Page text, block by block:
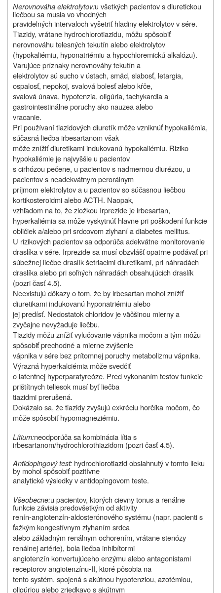
Nerovnováha elektrolytov:u všetkých pacientov s diuretickou
liečbou sa musia vo vhodných
pravidelných intervaloch vyšetriť hladiny elektrolytov v sére.
Tiazidy, vrátane hydrochlorotiazidu, môžu spôsobiť
nerovnováhu telesných tekutín alebo elektrolytov
(hypokaliémiu, hyponatriémiu a hypochloremickú alkalózu).
Varujúce príznaky nerovnováhy tekutín a
elektrolytov sú sucho v ústach, smäd, slabosť, letargia,
ospalosť, nepokoj, svalová bolesť alebo kŕče,
svalová únava, hypotenzia, oligúria, tachykardia a
gastrointestinálne poruchy ako nauzea alebo
vracanie.
Pri používaní tiazidových diuretík môže vzniknúť hypokaliémia,
súčasná liečba irbesartanom však
môže znížiť diuretikami indukovanú hypokaliémiu. Riziko
hypokaliémie je najvyššie u pacientov
s cirhózou pečene, u pacientov s nadmernou diurézou, u
pacientov s neadekvátnym perorálnym
príjmom elektrolytov a u pacientov so súčasnou liečbou
kortikosteroidmi alebo ACTH. Naopak,
vzhľadom na to, že zložkou Irprezide je irbesartan,
hyperkaliémia sa môže vyskytnúť hlavne pri poškodení funkcie
obličiek a/alebo pri srdcovom zlyhaní a diabetes mellitus.
U rizikových pacientov sa odporúča adekvátne monitorovanie
draslíka v sére. Irprezide sa musí obzvlášť opatrne podávať pri
súbežnej liečbe draslík šetriacimi diuretikami, pri náhradách
draslíka alebo pri soľných náhradách obsahujúcich draslík
(pozri časť 4.5).
Neexistujú dôkazy o tom, že by irbesartan mohol znížiť
diuretikami indukovanú hyponatriémiu alebo
jej predísť. Nedostatok chloridov je väčšinou mierny a
zvyčajne nevyžaduje liečbu.
Tiazidy môžu znížiť vylučovanie vápnika močom a tým môžu
spôsobiť prechodné a mierne zvýšenie
vápnika v sére bez prítomnej poruchy metabolizmu vápnika.
Výrazná hyperkalciémia môže svedčiť
o latentnej hyperparatyreóze. Pred vykonaním testov funkcie
prištítnych teliesok musí byť liečba
tiazidmi prerušená.
Dokázalo sa, že tiazidy zvyšujú exkréciu horčíka močom, čo
môže spôsobiť hypomagneziémiu.
Lítium:neodporúča sa kombinácia lítia s
irbesartanom/hydrochlorothiazidom (pozri časť 4.5).
Antidopingový test: hydrochlorotiazid obsiahnutý v tomto lieku
by mohol spôsobiť pozitívne
analytické výsledky v antidopingovom teste.
Všeobecne:u pacientov, ktorých cievny tonus a renálne
funkcie závisia predovšetkým od aktivity
renín-angiotenzín-aldosterónového systému (napr. pacienti s
ťažkým kongestívnym zlyhaním srdca
alebo základným renálnym ochorením, vrátane stenózy
renálnej artérie), bola liečba inhibítormi
angiotenzín konvertujúceho enzýmu alebo antagonistami
receptorov angiotenzínu-II, ktoré pôsobia na
tento systém, spojená s akútnou hypotenziou, azotémiou,
oligúriou alebo zriedkavo s akútnym